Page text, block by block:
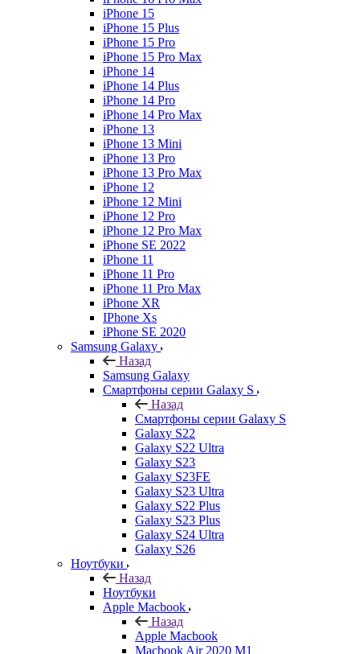
iPhone 15
iPhone 15 Plus
iPhone 15 Pro
iPhone 15 Pro Max
iPhone 14
iPhone 14 Plus
iPhone 14 Pro
iPhone 14 Pro Max
iPhone 13
iPhone 13 Mini
iPhone 13 Pro
iPhone 13 Pro Max
iPhone 12
iPhone 12 Mini
iPhone 12 Pro
iPhone 12 Pro Max
iPhone SE 2022
iPhone 11
iPhone 11 Pro
iPhone 11 Pro Max
iPhone XR
IPhone Xs
iPhone SE 2020
Samsung Galaxy
Назад
Samsung Galaxy
Смартфоны серии Galaxy S
Назад
Смартфоны серии Galaxy S
Galaxy S22
Galaxy S22 Ultra
Galaxy S23
Galaxy S23FE
Galaxy S23 Ultra
Galaxy S22 Plus
Galaxy S23 Plus
Galaxy S24 Ultra
Galaxy S26
Ноутбуки
Назад
Ноутбуки
Apple Macbook
Назад
Apple Macbook
Macbook Air 2020 M1